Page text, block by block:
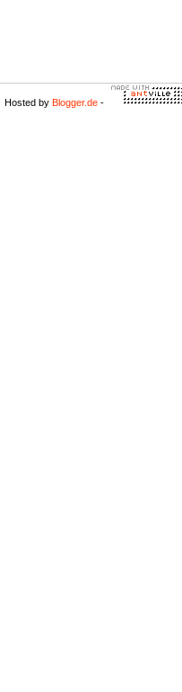
Hosted by Blogger.de -